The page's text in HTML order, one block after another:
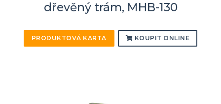
dřevěný trám, MHB-130
PRODUKTOVÁ KARTA KOUPIT ONLINE